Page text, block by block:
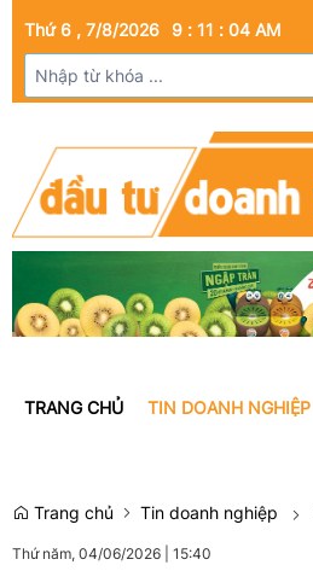
Thứ 6 , 7/8/2026 9 : 11 : 05 AM
TRANG CHỦ TIN DOANH NGHIỆP
Trang chủ Tin doanh nghiệp
Thứ năm, 04/06/2026 15:40